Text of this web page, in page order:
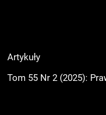
Artykuły
Tom 55 Nr 2 (2025):